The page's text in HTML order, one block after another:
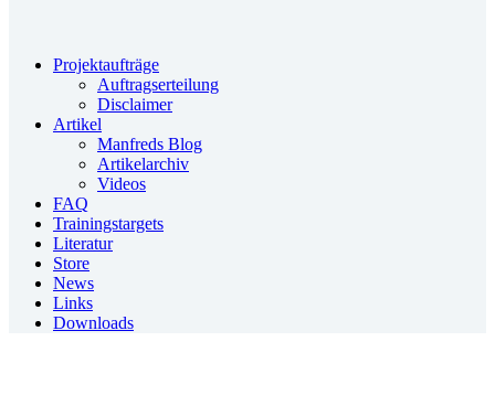
Projektaufträge
Auftragserteilung
Disclaimer
Artikel
Manfreds Blog
Artikelarchiv
Videos
FAQ
Trainingstargets
Literatur
Store
News
Links
Downloads